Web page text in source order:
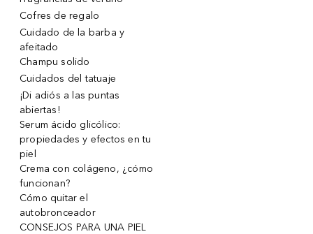
Cofres de regalo
Cuidado de la barba y
afeitado
Champu solido
Cuidados del tatuaje
¡Di adiós a las puntas
abiertas!
Serum ácido glicólico:
propiedades y efectos en tu
piel
Crema con colágeno, ¿cómo
funcionan?
Cómo quitar el
autobronceador
CONSEJOS PARA UNA PIEL